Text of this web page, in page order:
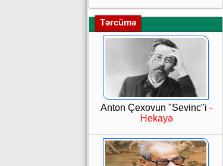
Tərcümə
Anton Çexovun "Sevinc"i -
Hekayə